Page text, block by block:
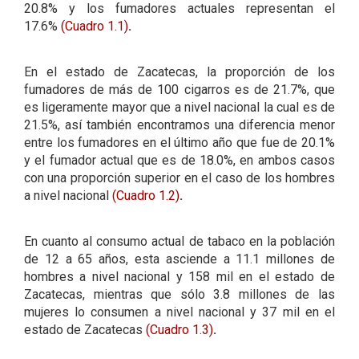
20.8% y los fumadores actuales representan el
17.6% (Cuadro 1.1).
En el estado de Zacatecas, la proporción de los
fumadores de más de 100 cigarros es de 21.7%, que
es ligeramente mayor que a nivel nacional la cual es de
21.5%, así también encontramos una diferencia menor
entre los fumadores en el último año que fue de 20.1%
y el fumador actual que es de 18.0%, en ambos casos
con una proporción superior en el caso de los hombres
a nivel nacional (Cuadro 1.2).
En cuanto al consumo actual de tabaco en la población
de 12 a 65 años, esta asciende a 11.1 millones de
hombres a nivel nacional y 158 mil en el estado de
Zacatecas, mientras que sólo 3.8 millones de las
mujeres lo consumen a nivel nacional y 37 mil en el
estado de Zacatecas (Cuadro 1.3).